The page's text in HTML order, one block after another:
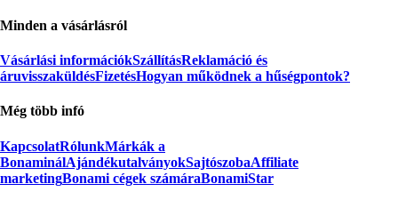
Minden a vásárlásról
Vásárlási információkSzállításReklamáció és
áruvisszaküldésFizetésHogyan működnek a hűségpontok?
Még több infó
KapcsolatRólunkMárkák a
BonaminálAjándékutalványokSajtószobaAffiliate
marketingBonami cégek számáraBonamiStar